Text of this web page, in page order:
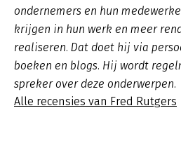
ondernemers en hun
krijgen in hun werk en meer
realiseren. Dat doet hij via
boeken en blogs. Hij wordt
spreker over deze onderwerpen.
Alle recensies van Fred Rutgers